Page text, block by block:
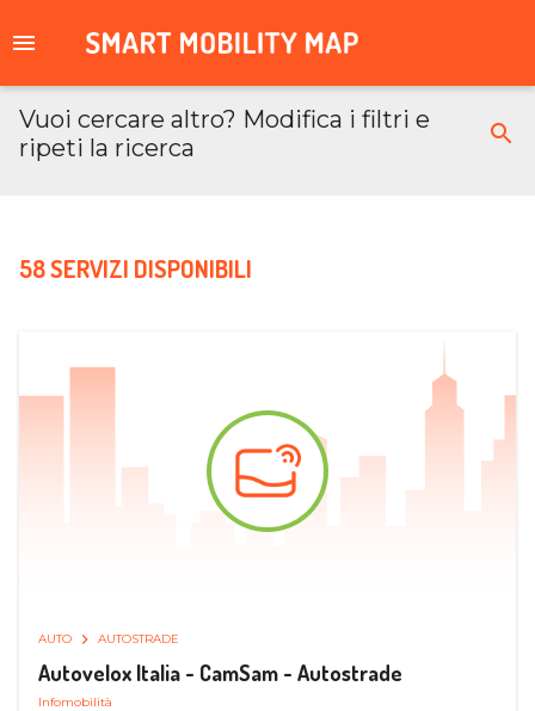
Vuoi cercare altro? Modifica i filtri e
ripeti la ricerca
58 SERVIZI DISPONIBILI
AUTO AUTOSTRADE
Autovelox Italia - CamSam - Autostrade
Infomobilità